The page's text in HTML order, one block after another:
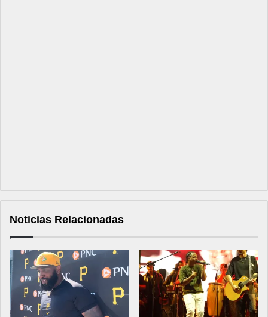
Noticias Relacionadas